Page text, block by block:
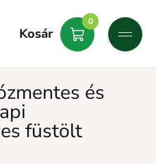
Kosár
0
és
füstölt